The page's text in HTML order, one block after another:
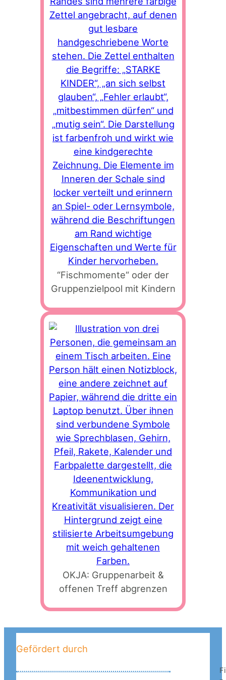
“Fischmomente“ oder der
Gruppenzielpool mit Kindern
OKJA: Gruppenarbeit &
offenen Treff abgrenzen
Gefördert durch
Fi